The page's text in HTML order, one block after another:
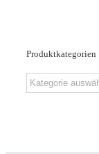
Produktkategorien